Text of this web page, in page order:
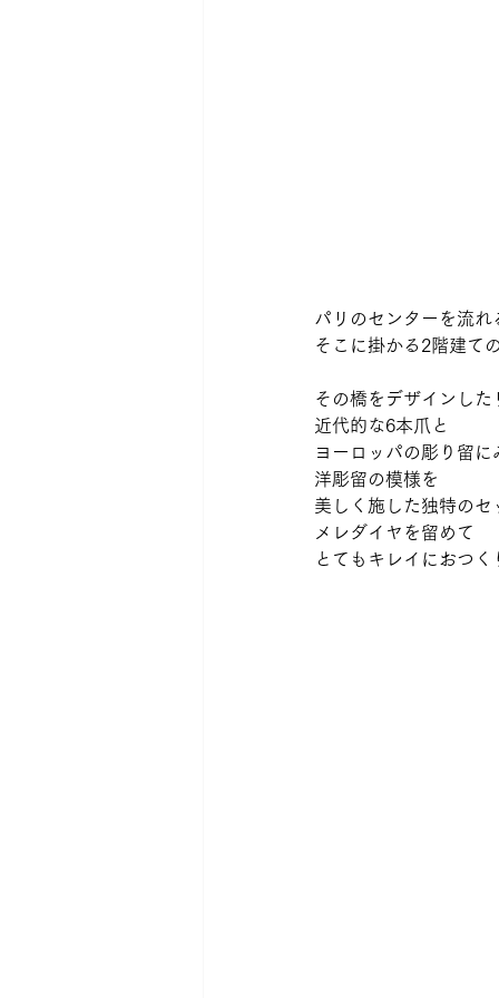
パリのセンターを流れ
そこに掛かる2階建て
その橋をデザインした
近代的な6本爪と
ヨーロッパの彫り留
洋彫留の模様を
美しく施した独特のセ
メレダイヤを留めて
とてもキレイにおつく